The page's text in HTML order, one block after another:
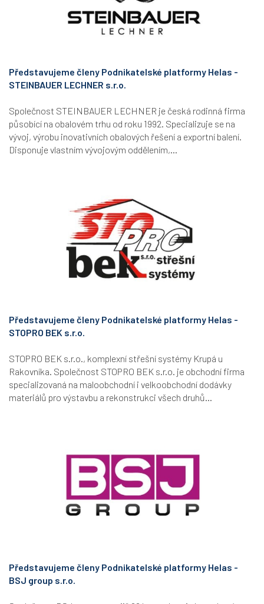
Představujeme členy Podnikatelské platformy Helas -
STEINBAUER LECHNER s.r.o.
Společnost STEINBAUER LECHNER je česká rodinná firma
působící na obalovém trhu od roku 1992. Specializuje se na
vývoj, výrobu inovativních obalových řešení a exportní balení.
Disponuje vlastním vývojovým oddělením,...
Představujeme členy Podnikatelské platformy Helas -
STOPRO BEK s.r.o.
STOPRO BEK s.r.o., komplexní střešní systémy Krupá u
Rakovníka. Společnost STOPRO BEK s.r.o. je obchodní firma
specializovaná na maloobchodní i velkoobchodní dodávky
materiálů pro výstavbu a rekonstrukci všech druhů...
Představujeme členy Podnikatelské platformy Helas -
BSJ group s.r.o.